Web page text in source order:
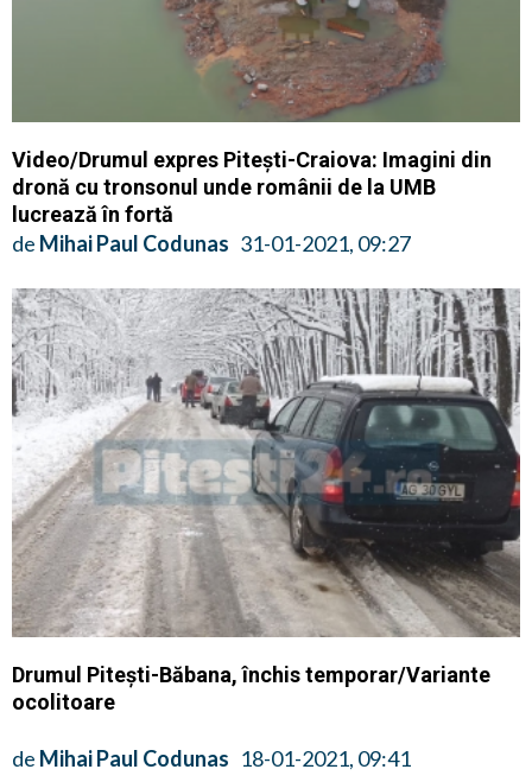
Video/Drumul expres Pitești-Craiova: Imagini din
dronă cu tronsonul unde românii de la UMB
lucrează în forță
de Mihai Paul Codunas 31-01-2021, 09:27
Drumul Pitești-Băbana, închis temporar/Variante
ocolitoare
de Mihai Paul Codunas 18-01-2021, 09:41